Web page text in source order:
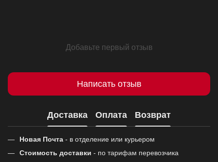
Добавьте первый отзыв
Написать отзыв
Доставка Оплата Возврат
Новая Почта - в отделение или курьером
Стоимость доставки - по тарифам перевозчика